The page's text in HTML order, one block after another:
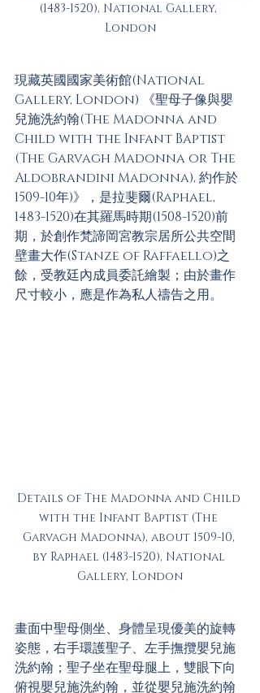
(1483-1520), National Gallery,
London
現藏英國國家美術館(National
Gallery, London) 《聖母子像與嬰
兒施洗約翰(The Madonna and
Child with the Infant Baptist
(The Garvagh Madonna or The
Aldobrandini Madonna), 約作於
1509-10年)》，是拉斐爾(Raphael,
1483-1520)在其羅馬時期(1508-1520)前
期，於創作梵諦岡宮教宗居所公共空間
壁畫大作(Stanze of Raffaello)之
餘，受教廷內成員委託繪製；由於畫作
尺寸較小，應是作為私人禱告之用。
Details of The Madonna and Child
with the Infant Baptist (The
Garvagh Madonna), about 1509-10,
by Raphael (1483-1520), National
Gallery, London
畫面中聖母側坐、身體呈現優美的旋轉
姿態，右手環護聖子、左手撫攬嬰兒施
洗約翰；聖子坐在聖母腿上，雙眼下向
俯視嬰兒施洗約翰，並從嬰兒施洗約翰